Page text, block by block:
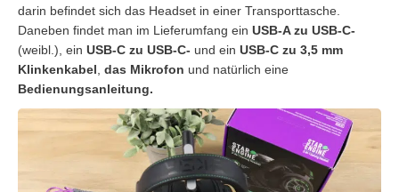
darin befindet sich das Headset in einer Transporttasche.
Daneben findet man im Lieferumfang ein USB-A zu USB-C-
(weibl.), ein USB-C zu USB-C- und ein USB-C zu 3,5 mm
Klinkenkabel, das Mikrofon und natürlich eine
Bedienungsanleitung.